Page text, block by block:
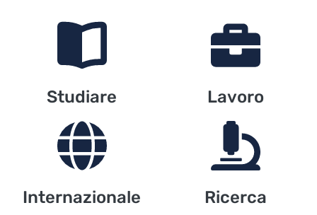
Studiare Lavoro
Internazionale Ricerca